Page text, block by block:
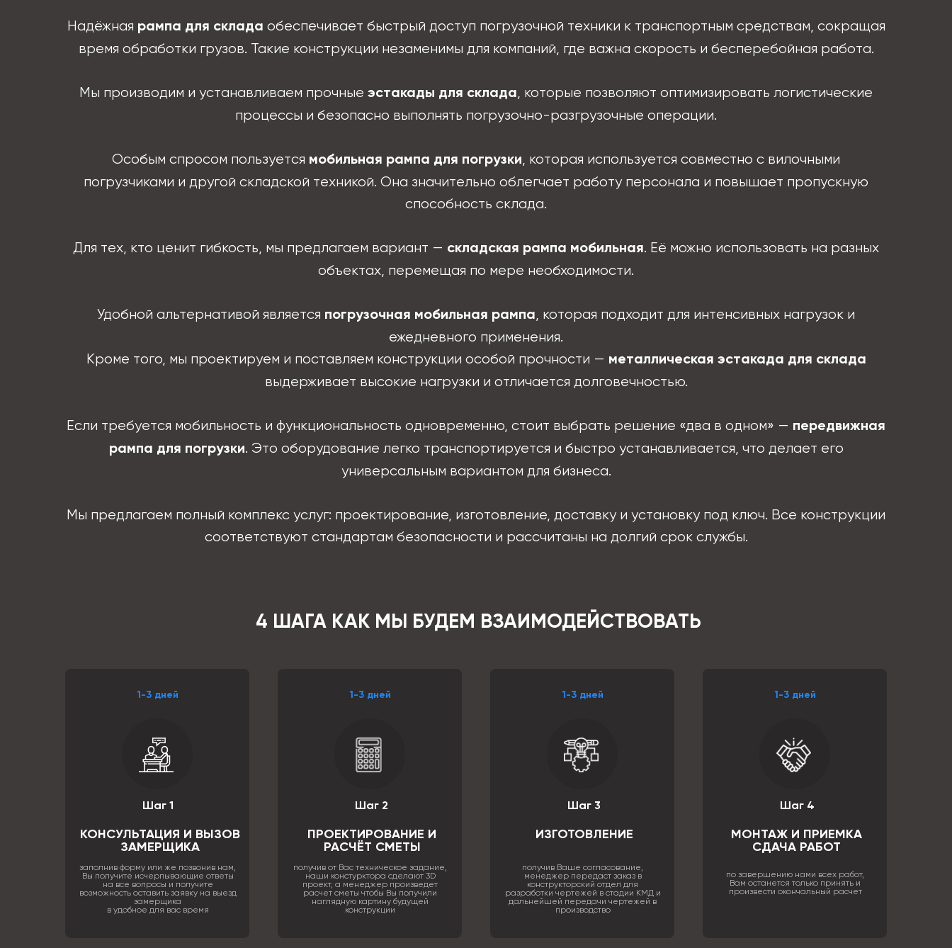
Надёжная рампа для склада обеспечивает быстрый доступ погрузочной техники к транспортным средствам, сокращая
время обработки грузов. Такие конструкции незаменимы для компаний, где важна скорость и бесперебойная работа.
Мы производим и устанавливаем прочные эстакады для склада, которые позволяют оптимизировать логистические
процессы и безопасно выполнять погрузочно-разгрузочные операции.
Особым спросом пользуется мобильная рампа для погрузки, которая используется совместно с вилочными
погрузчиками и другой складской техникой. Она значительно облегчает работу персонала и повышает пропускную
способность склада.
Для тех, кто ценит гибкость, мы предлагаем вариант — складская рампа мобильная. Её можно использовать на разных
объектах, перемещая по мере необходимости.
Удобной альтернативой является погрузочная мобильная рампа, которая подходит для интенсивных нагрузок и
ежедневного применения.
Кроме того, мы проектируем и поставляем конструкции особой прочности — металлическая эстакада для склада
выдерживает высокие нагрузки и отличается долговечностью.
Если требуется мобильность и функциональность одновременно, стоит выбрать решение «два в одном» — передвижная
рампа для погрузки. Это оборудование легко транспортируется и быстро устанавливается, что делает его
универсальным вариантом для бизнеса.
Мы предлагаем полный комплекс услуг: проектирование, изготовление, доставку и установку под ключ. Все конструкции
соответствуют стандартам безопасности и рассчитаны на долгий срок службы.
4 ШАГА КАК МЫ БУДЕМ ВЗАИМОДЕЙСТВОВАТЬ
1-3 дней
Шаг 4
МОНТАЖ И ПРИЕМКА
СДАЧА РАБОТ
по завершению нами всех работ,
Вам останется только принять и
произвести окончальный расчет
1-3 дней
Шаг 3
ИЗГОТОВЛЕНИЕ
получив Ваше согласование,
менеджер передаст заказ в
конструкторский отдел для
разработки чертежей в стадии КМД и
дальнейшей передачи чертежей в
производство
1-3 дней
Шаг 2
ПРОЕКТИРОВАНИЕ И
РАСЧЁТ СМЕТЫ
получив от Вас техническое задание,
наши констурктора сделают 3D
проект, а менеджер произведет
расчет сметы чтобы Вы получили
наглядную картину будущей
конструкции
1-3 дней
Шаг 1
КОНСУЛЬТАЦИЯ И ВЫЗОВ
ЗАМЕРЩИКА
заполнив форму или же позвонив нам,
Вы получите исчерпывающие ответы
на все вопросы и получите
возможность оставить заявку на выезд
замерщика
в удобное для вас время